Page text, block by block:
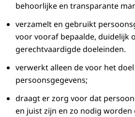
behoorlijke en transparante
verzamelt en gebruikt
voor vooraf bepaalde, duidelijk
gerechtvaardigde doeleinden.
verwerkt alleen de voor het
persoonsgegevens;
draagt er zorg voor dat
en juist zijn en zo nodig worden